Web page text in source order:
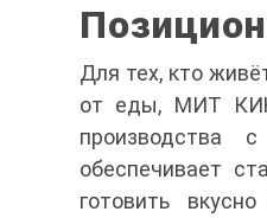
Для тех, кто
от еды, МИТ
производства
обеспечивает
готовить